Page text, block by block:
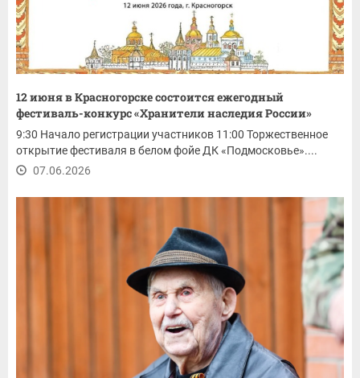
12 июня в Красногорске состоится ежегодный
фестиваль-конкурс «Хранители наследия России»
9:30 Начало регистрации участников 11:00 Торжественное
открытие фестиваля в белом фойе ДК «Подмосковье»....
07.06.2026